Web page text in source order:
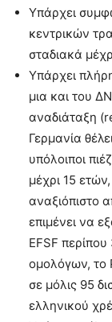
Υπάρχει
κεντρικών
σταδιακά
Υπάρχει
μια και του
αναδιάταξη
Γερμανία
υπόλοιποι
μέχρι 15
αναξιόπιστο
επιμένει να
EFSF
ομολόγων, το
σε μόλις 95
ελληνικού